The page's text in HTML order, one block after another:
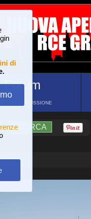
di
Forum
DI DISCUSSIONE
RICERCA